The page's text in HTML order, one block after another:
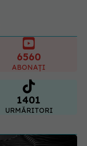
6560
ABONAȚI
1401
URMĂRITORI